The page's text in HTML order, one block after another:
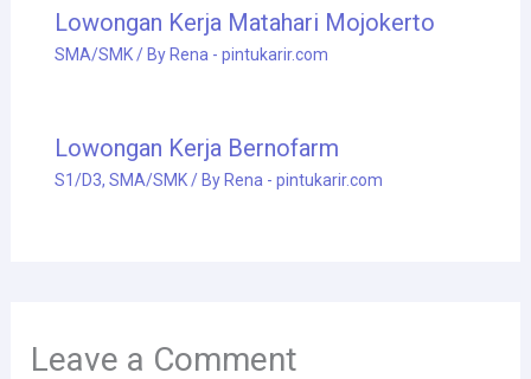
Lowongan Kerja Matahari Mojokerto
SMA/SMK/ By Rena - pintukarir.com
Lowongan Kerja Bernofarm
S1/D3, SMA/SMK/ By Rena - pintukarir.com
Leave a Comment